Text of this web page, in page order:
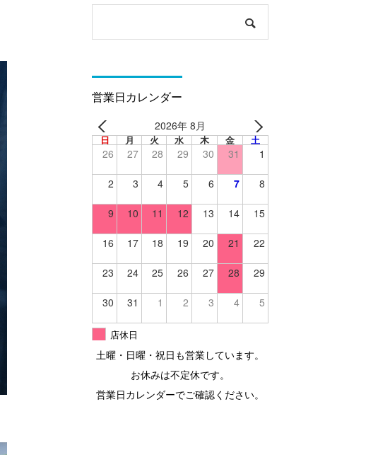
営業日カレンダー
2026年 8月
日 月 火 水 木 金 土
26 27 28 29 30 31 1
2 3 4 5 6 7 8
9 10 11 12 13 14 15
16 17 18 19 20 21 22
23 24 25 26 27 28 29
30 31 1 2 3 4 5
店休日
土曜・日曜・祝日も営業しています。
お休みは不定休です。
営業日カレンダーでご確認ください。